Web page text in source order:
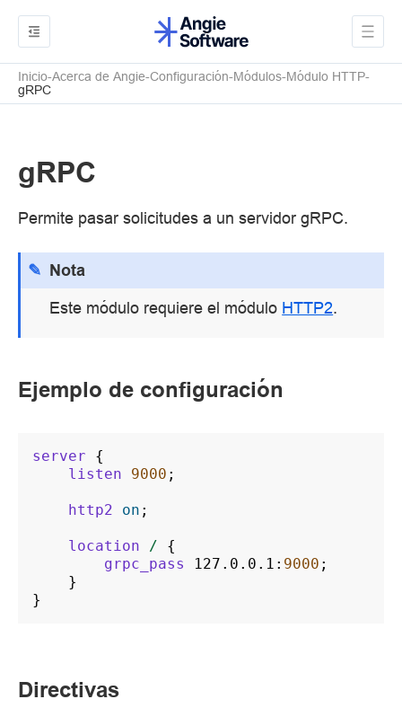
Inicio Acerca de Angie Configuración Módulos Módulo HTTP
gRPC
gRPC
Permite pasar solicitudes a un servidor gRPC.
Nota
Este módulo requiere el módulo HTTP2.
Ejemplo de configuración
server
{
listen
9000 ;
http2 on ;
location /
{
grpc_pass
127.0.0.1 : 9000 ;
}
}
Directivas